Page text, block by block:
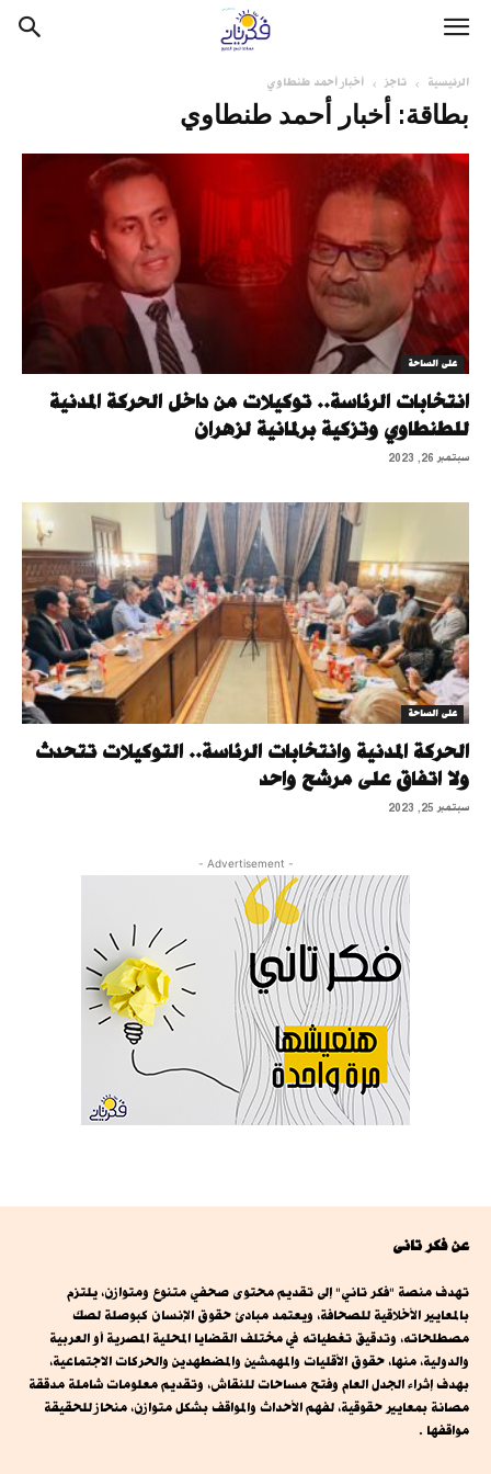
الرئيسية تاجز أخبار أحمد طنطاوي
بطاقة: أخبار أحمد طنطاوي
على الساحة
انتخابات الرئاسة.. توكيلات من داخل الحركة المدنية
للطنطاوي وتزكية برلمانية لزهران
سبتمبر 26, 2023
على الساحة
الحركة المدنية وانتخابات الرئاسة.. التوكيلات تتحدث
ولا اتفاق على مرشح واحد
سبتمبر 25, 2023
- Advertisement -
عن فكر تانى
تهدف منصة "فكر تاني" إلى تقديم محتوى صحفي متنوع ومتوازن، يلتزم
بالمعايير الأخلاقية للصحافة، ويعتمد مبادئ حقوق الإنسان كبوصلة لصك
مصطلحاته، وتدقيق تغطياته في مختلف القضايا المحلية المصرية أو العربية
والدولية، منها، حقوق الأقليات والمهمشين والمضطهدين والحركات الاجتماعية،
بهدف إثراء الجدل العام وفتح مساحات للنقاش، وتقديم معلومات شاملة مدققة
مصانة بمعايير حقوقية، لفهم الأحداث والمواقف بشكل متوازن، منحاز للحقيقة
مواقفها .